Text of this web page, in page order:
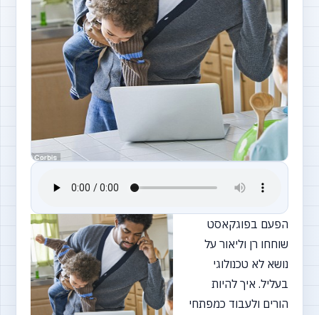
הפעם בפוגקאסט
שוחחו רן וליאור על
נושא לא טכנולוגי
בעליל. איך להיות
הורים ולעבוד כמפתחי